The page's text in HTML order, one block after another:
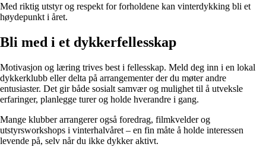
Med riktig utstyr og respekt for forholdene kan vinterdykking bli et
høydepunkt i året.
Bli med i et dykkerfellesskap
Motivasjon og læring trives best i fellesskap. Meld deg inn i en lokal
dykkerklubb eller delta på arrangementer der du møter andre
entusiaster. Det gir både sosialt samvær og mulighet til å utveksle
erfaringer, planlegge turer og holde hverandre i gang.
Mange klubber arrangerer også foredrag, filmkvelder og
utstyrsworkshops i vinterhalvåret – en fin måte å holde interessen
levende på, selv når du ikke dykker aktivt.